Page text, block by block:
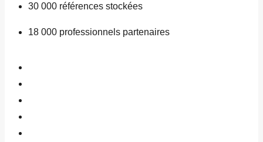
30 000 références stockées
18 000 professionnels partenaires